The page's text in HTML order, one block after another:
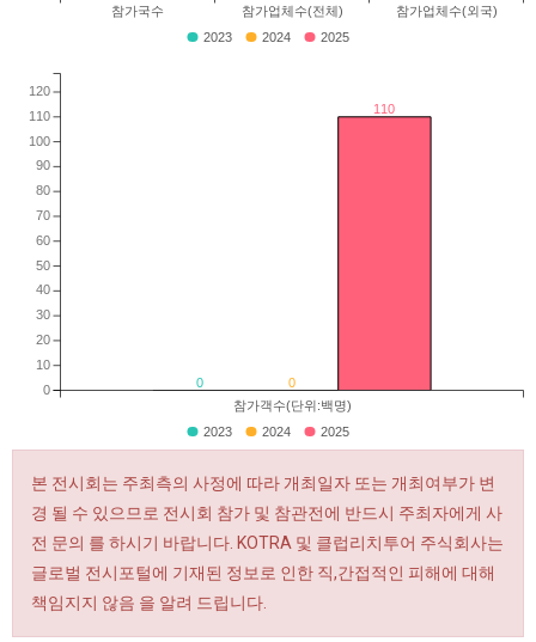
참가국수 참가업체수(전체) 참가업체수(외국)
2023 2024 2025
0 0
110
참가객수(단위:백명)
0
10
20
30
40
50
60
70
80
90
100
110
120
2023 2024 2025
본 전시회는 주최측의 사정에 따라 개최일자 또는 개최여부가 변
경 될 수 있으므로 전시회 참가 및 참관전에 반드시 주최자에게 사
전 문의 를 하시기 바랍니다. KOTRA 및 클럽리치투어 주식회사는
글로벌 전시포털에 기재된 정보로 인한 직,간접적인 피해에 대해
책임지지 않음 을 알려 드립니다.